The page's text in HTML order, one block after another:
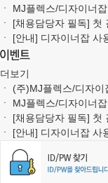
ㆍ
MJ플렉스/디자이너
ㆍ
[채용담당자 필독] 첫
ㆍ
[안내] 디자이너잡 사
더보기
ㆍ
(주)MJ플렉스/디자
ㆍ
MJ플렉스/디자이너
ㆍ
[채용담당자 필독] 첫
ㆍ
[안내] 디자이너잡 사